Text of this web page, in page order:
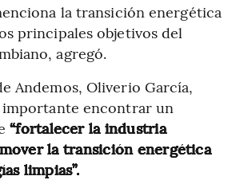
la transición energética
principales objetivos del
agregó.
Andemos, Oliverio García,
importante encontrar un
“fortalecer la industria
la transición energética
limpias”.